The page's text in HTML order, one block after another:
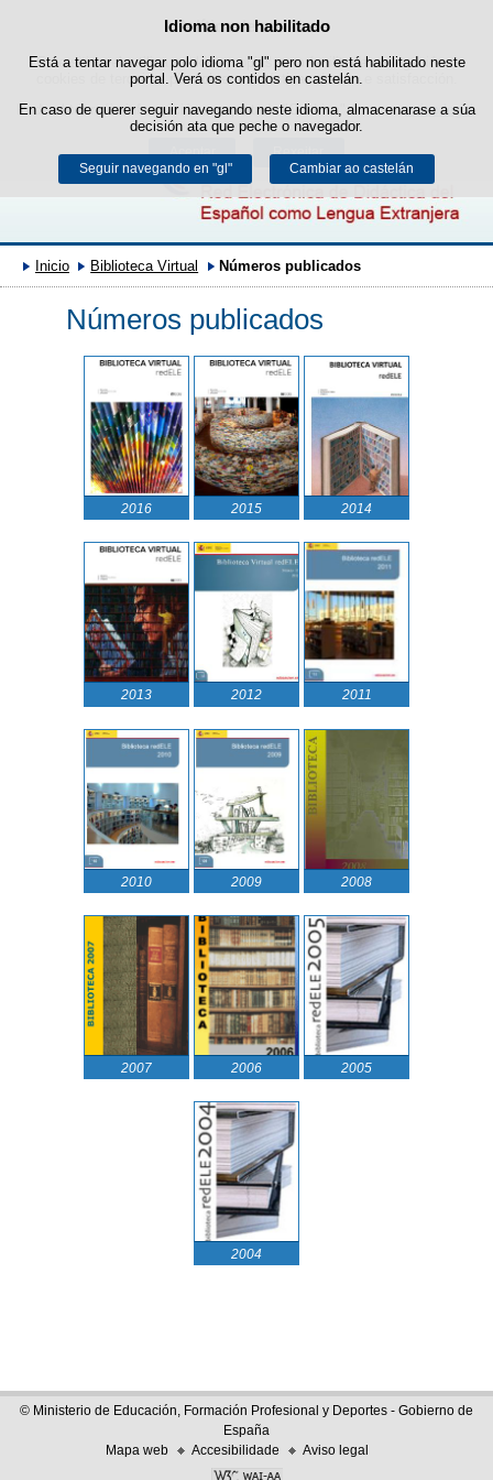
Política de cookies
Este sitio web utiliza cookies propias para facilitar a navegación e
cookies de terceiros para obter estatísticas de uso e satisfacción.
Pode obter máis información no apartado "Cookies" do nosoaviso legal.
Aceptar Rexeitar
Idioma non habilitado
Está a tentar navegar polo idioma "gl" pero non está habilitado neste
portal. Verá os contidos en castelán.
En caso de querer seguir navegando neste idioma, almacenarase a súa
decisión ata que peche o navegador.
Seguir navegando en "gl" Cambiar ao castelán
Saltar ao contido
Inicio Biblioteca Virtual Números publicados
Números publicados
2016 2015 2014
2013 2012 2011
2010 2009 2008
2007 2006 2005
2004
© Ministerio de Educación, Formación Profesional y Deportes - Gobierno de
España
Mapa web
Accesibilidade Aviso legal